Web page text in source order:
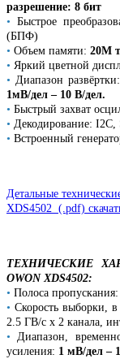
разрешение: 8 бит
• Быстрое
(БПФ)
• Объем памяти: 20М
• Яркий цветной
• Диапазон развёртки:
1мВ/дел – 10 В/дел.
• Быстрый захват
• Декодирование:
• Встроенный
Детальные
XDS4502 (.pdf)
ТЕХНИЧЕСКИЕ
OWON XDS4502:
• Полоса пропускания:
•Скорость выборки,
2.5 ГВ/с х 2 канала,
•Диапазон,
усиления: 1 мВ/дел –